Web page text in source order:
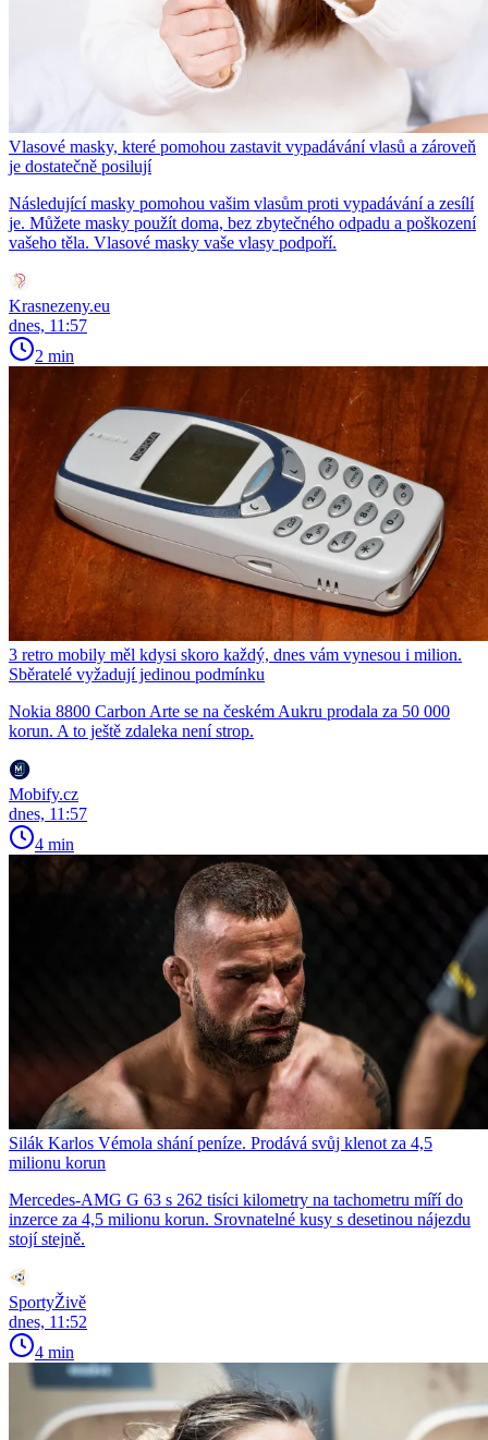
Vlasové masky, které pomohou zastavit vypadávání vlasů a zároveň
je dostatečně posilují
Následující masky pomohou vašim vlasům proti vypadávání a zesílí
je. Můžete masky použít doma, bez zbytečného odpadu a poškození
vašeho těla. Vlasové masky vaše vlasy podpoří.
Krasnezeny.eu
dnes, 11:57
2 min
3 retro mobily měl kdysi skoro každý, dnes vám vynesou i milion.
Sběratelé vyžadují jedinou podmínku
Nokia 8800 Carbon Arte se na českém Aukru prodala za 50 000
korun. A to ještě zdaleka není strop.
Mobify.cz
dnes, 11:57
4 min
Silák Karlos Vémola shání peníze. Prodává svůj klenot za 4,5
milionu korun
Mercedes-AMG G 63 s 262 tisíci kilometry na tachometru míří do
inzerce za 4,5 milionu korun. Srovnatelné kusy s desetinou nájezdu
stojí stejně.
SportyŽivě
dnes, 11:52
4 min